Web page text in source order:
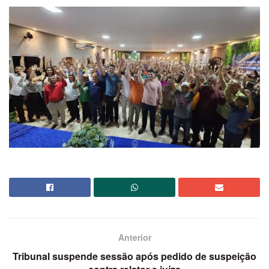
Anterior
Tribunal suspende sessão após pedido de suspeição